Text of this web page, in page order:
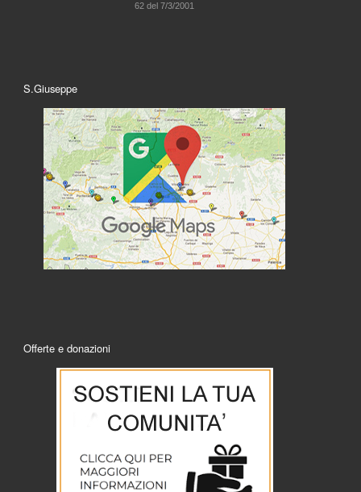
62 del 7/3/2001
S.Giuseppe
Offerte e donazioni